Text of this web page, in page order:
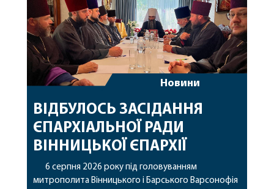
Новини
ВІДБУЛОСЬ ЗАСІДАННЯ
ЄПАРХІАЛЬНОЇ РАДИ
ВІННИЦЬКОЇ ЄПАРХІЇ
6 серпня 2026 року під головуванням
митрополита Вінницького і Барського Варсонофія